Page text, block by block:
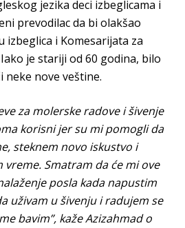
jezika deci izbeglicama i
prevodilac da bi olakšao
izbeglica i Komesarijata za
je stariji od 60 godina, bilo
neke nove veštine.
za molerske radove i šivenje
korisni jer su mi pomogli da
steknem novo iskustvo i
Smatram da će mi ove
posla kada napustim
uživam u šivenju i radujem se
bavim”, kaže Azizahmad o